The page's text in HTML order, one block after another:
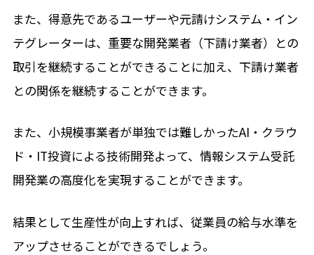
また、得意先であるユーザーや元請けシステム・イン
テグレーターは、重要な開発業者（下請け業者）との
取引を継続することができることに加え、下請け業者
との関係を継続することができます。
また、小規模事業者が単独では難しかったAI・クラウ
ド・IT投資による技術開発よって、情報システム受託
開発業の高度化を実現することができます。
結果として生産性が向上すれば、従業員の給与水準を
アップさせることができるでしょう。